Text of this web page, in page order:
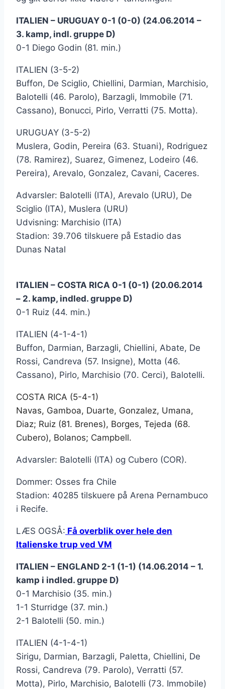
ITALIEN – URUGUAY 0-1 (0-0) (24.06.2014 –
3. kamp, indl. gruppe D)
0-1 Diego Godin (81. min.)
ITALIEN (3-5-2)
Buffon, De Sciglio, Chiellini, Darmian, Marchisio,
Balotelli (46. Parolo), Barzagli, Immobile (71.
Cassano), Bonucci, Pirlo, Verratti (75. Motta).
URUGUAY (3-5-2)
Muslera, Godin, Pereira (63. Stuani), Rodriguez
(78. Ramirez), Suarez, Gimenez, Lodeiro (46.
Pereira), Arevalo, Gonzalez, Cavani, Caceres.
Advarsler: Balotelli (ITA), Arevalo (URU), De
Sciglio (ITA), Muslera (URU)
Udvisning: Marchisio (ITA)
Stadion: 39.706 tilskuere på Estadio das
Dunas Natal
ITALIEN – COSTA RICA 0-1 (0-1) (20.06.2014
– 2. kamp, indled. gruppe D)
0-1 Ruiz (44. min.)
ITALIEN (4-1-4-1)
Buffon, Darmian, Barzagli, Chiellini, Abate, De
Rossi, Candreva (57. Insigne), Motta (46.
Cassano), Pirlo, Marchisio (70. Cerci), Balotelli.
COSTA RICA (5-4-1)
Navas, Gamboa, Duarte, Gonzalez, Umana,
Diaz; Ruiz (81. Brenes), Borges, Tejeda (68.
Cubero), Bolanos; Campbell.
Advarsler: Balotelli (ITA) og Cubero (COR).
Dommer: Osses fra Chile
Stadion: 40285 tilskuere på Arena Pernambuco
i Recife.
LÆS OGSÅ: Få overblik over hele den
Italienske trup ved VM
ITALIEN – ENGLAND 2-1 (1-1) (14.06.2014 – 1.
kamp i indled. gruppe D)
0-1 Marchisio (35. min.)
1-1 Sturridge (37. min.)
2-1 Balotelli (50. min.)
ITALIEN (4-1-4-1)
Sirigu, Darmian, Barzagli, Paletta, Chiellini, De
Rossi, Candreva (79. Parolo), Verratti (57.
Motta), Pirlo, Marchisio, Balotelli (73. Immobile)